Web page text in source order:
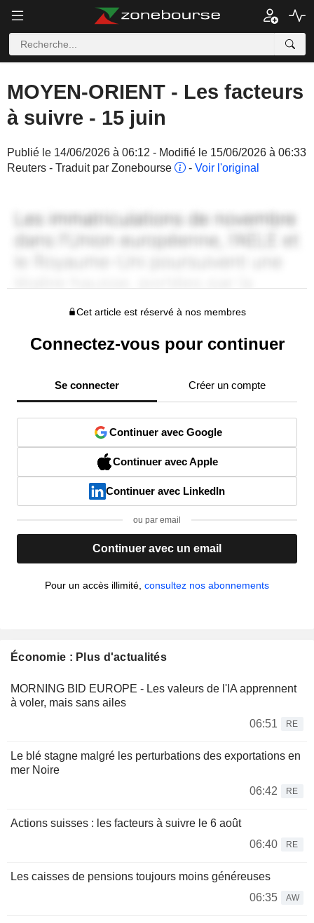
MOYEN-ORIENT - Les facteurs
à suivre - 15 juin
Publié le 14/06/2026 à 06:12 - Modifié le 15/06/2026 à 06:33
Reuters - Traduit par Zonebourse
- Voir l'original
Cet article est réservé à nos membres
Connectez-vous pour continuer
Se connecter Créer un compte
Continuer avec Google
Continuer avec Apple
Continuer avec LinkedIn
ou par email
Continuer avec un email
Pour un accès illimité, consultez nos abonnements
Économie : Plus d'actualités
MORNING BID EUROPE - Les valeurs de l'IA apprennent
à voler, mais sans ailes
06:51
RE
Le blé stagne malgré les perturbations des exportations en
mer Noire
06:42
RE
Actions suisses : les facteurs à suivre le 6 août
06:40
RE
Les caisses de pensions toujours moins généreuses
06:35
AW